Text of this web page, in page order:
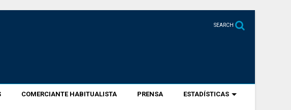
SEARCH
COMERCIANTE HABITUALISTA PRENSA ESTADÍSTICAS